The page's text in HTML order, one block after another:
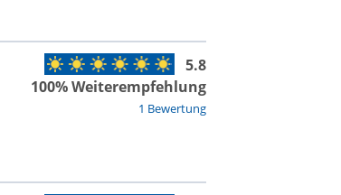
1 Bewertung
5.8
100% Weiterempfehlung